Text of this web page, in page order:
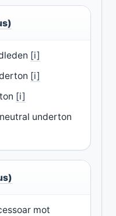
[i]
[i]
[i]
underton
mot